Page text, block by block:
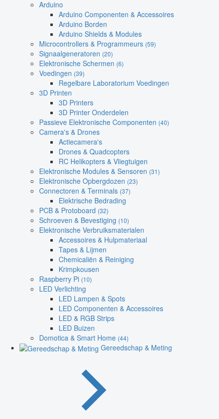
Arduino
Arduino Componenten & Accessoires
Arduino Borden
Arduino Shields & Modules
Microcontrollers & Programmeurs (59)
Signaalgeneratoren (20)
Elektronische Schermen (6)
Voedingen (39)
Regelbare Laboratorium Voedingen
3D Printen
3D Printers
3D Printer Onderdelen
Passieve Elektronische Componenten (40)
Camera's & Drones
Actiecamera's
Drones & Quadcopters
RC Helikopters & Vliegtuigen
Elektronische Modules & Sensoren (31)
Elektronische Opbergdozen (23)
Connectoren & Terminals (37)
Elektrische Bedrading
PCB & Protoboard (32)
Schroeven & Bevestiging (10)
Elektronische Verbruiksmaterialen
Accessoires & Hulpmateriaal
Tapes & Lijmen
Chemicaliën & Reiniging
Krimpkousen
Raspberry Pi (10)
LED Verlichting
LED Lampen & Spots
LED Componenten & Accessoires
LED & RGB Strips
LED Buizen
Domotica & Smart Home (44)
Gereedschap & Meting